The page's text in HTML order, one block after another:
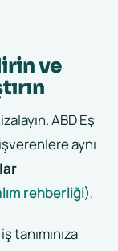
ve
ABD Eş
aynı
rehberliği).
tanımınıza